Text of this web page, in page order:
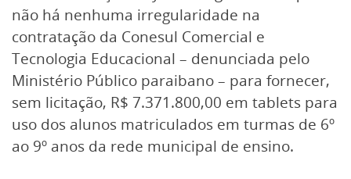
não há nenhuma irregularidade na
contratação da Conesul Comercial e
Tecnologia Educacional – denunciada pelo
Ministério Público paraibano – para fornecer,
sem licitação, R$ 7.371.800,00 em tablets para
uso dos alunos matriculados em turmas de 6º
ao 9º anos da rede municipal de ensino.